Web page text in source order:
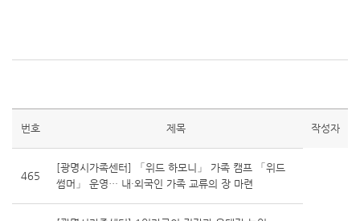
번호 제목 작성자
465
[광명시가족센터] 「위드 하모니」 가족 캠프 「위드
썸머」 운영… 내·외국인 가족 교류의 장 마련